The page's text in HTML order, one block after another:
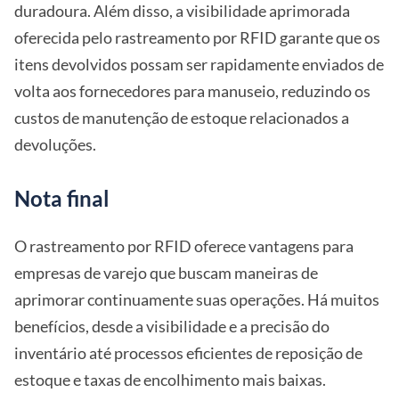
duradoura. Além disso, a visibilidade aprimorada
oferecida pelo rastreamento por RFID garante que os
itens devolvidos possam ser rapidamente enviados de
volta aos fornecedores para manuseio, reduzindo os
custos de manutenção de estoque relacionados a
devoluções.
Nota final
O rastreamento por RFID oferece vantagens para
empresas de varejo que buscam maneiras de
aprimorar continuamente suas operações. Há muitos
benefícios, desde a visibilidade e a precisão do
inventário até processos eficientes de reposição de
estoque e taxas de encolhimento mais baixas.